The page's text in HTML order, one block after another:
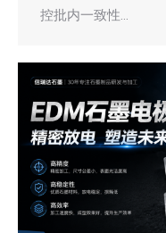
控批内一致性…